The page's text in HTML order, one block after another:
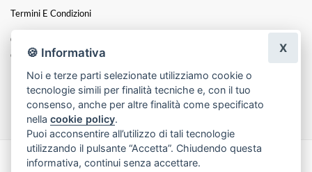
Termini E Condizioni
Catalogo:
Cuori
Funebre
Festa Della Mamma
Made with byInfoser.it- Realizzazione Siti ecommerce per Fioristi
🍪 Informativa
Noi e terze parti selezionate utilizziamo cookie o
tecnologie simili per finalità tecniche e, con il tuo
consenso, anche per altre finalità come specificato
nellacookie policy.
Puoi acconsentire all’utilizzo di tali tecnologie
utilizzando il pulsante “Accetta”. Chiudendo questa
informativa, continui senza accettare.
X